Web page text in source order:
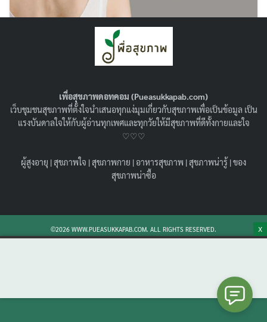
for:
Search
กระดูกคอเสื่อม อาการ เป็นยังไง ? รักษาที่ไหน
ต้องดูแลตัวเองยังไงบ้าง ?!
กระดูกคอเสื่อม อาการ เป็นยังไง รักษาได้หรือไม่ พร้อม
แนะนำ กระดูกคอเสื่อม รักษาที่ไหนดี ใครอยากรู้ว่าตัวเอง
กระดูกคอเสื่อม ไหม เข้ามาเช็คกันเลย
เพื่อสุขภาพดอทคอม (Pueasukkapab.com)
เว็บชุมชนสุขภาพที่ตั้งใจนำเสนอทุกแง่มุมเกี่ยวกับสุขภาพเพื่อเป็นข้อมูล เป็น
แรงบันดาลใจให้กับผู้อ่านทุกเพศและทุกวัยให้มีสุขภาพที่ดีทั้งกายและใจ
♡♡♡
ผู้สูงอายุ |สุขภาพใจ |สุขภาพกาย |อาหารสุขภาพ |สุขภาพน่ารู้ |ของ
สุขภาพน่าซื้อ
©2026 WWW.PUEASUKKAPAB.COM. ALL RIGHTS RESERVED. X